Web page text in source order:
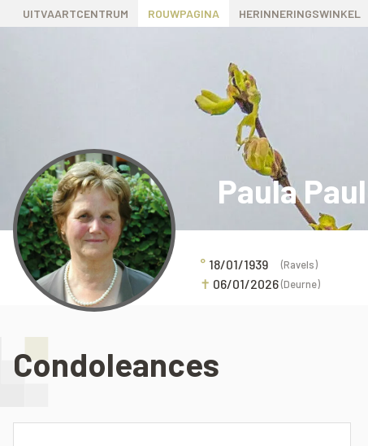
UITVAARTCENTRUM ROUWPAGINA HERINNERINGSWINKEL
Paula
° 18/01/1939 (Ravels)
✝ 06/01/2026(Deurne)
Condoleances